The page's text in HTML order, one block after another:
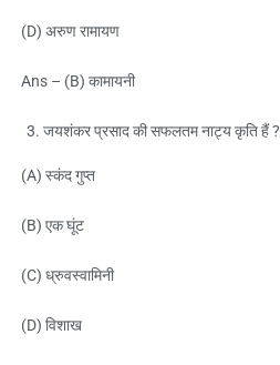
(D) अरुण रामायण
Ans – (B) कामायनी
जयशंकर प्रसाद की सफलतम नाट्य कृति हैं ?
(A) स्कंद गुप्त
(B) एक घूंट
(C) ध्रुवस्वामिनी
(D) विशाख